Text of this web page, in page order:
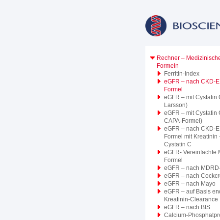
Rechner –
Formeln
Ferritin-Index
eGFR – nach CKD-
Formel
eGFR – mit Cystatin
Larsson)
eGFR – mit Cystatin
CAPA-Formel)
eGFR – nach CKD-
Formel mit Kreatinin
Cystatin C
eGFR- Vereinfachte
Formel
eGFR – nach
eGFR – nach
eGFR – nach Mayo
eGFR – auf Basis
Kreatinin-Clearance
eGFR – nach BIS
Calcium-